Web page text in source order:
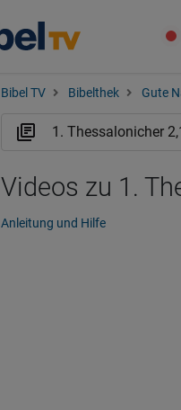
Bibel TV Bibelthek Gute
Videos zu 1.
Anleitung und Hilfe